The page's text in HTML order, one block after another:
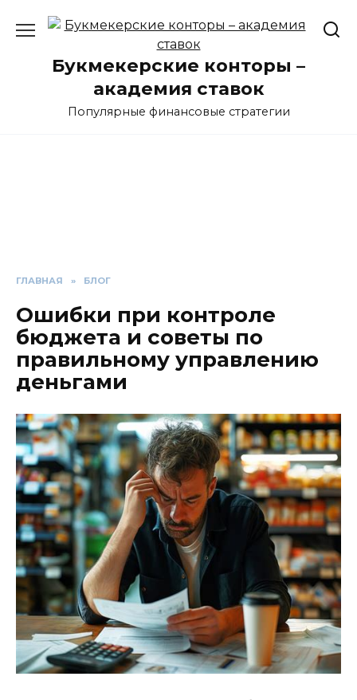
Букмекерские конторы –
академия ставок
Популярные финансовые стратегии
ГЛАВНАЯ » БЛОГ
Ошибки при контроле
бюджета и советы по
правильному управлению
деньгами